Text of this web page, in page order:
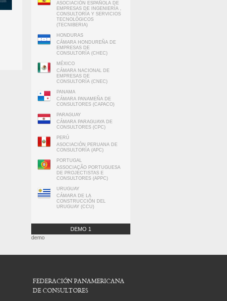
ASOCIACIÓN ESPAÑOLA DE
EMPRESAS DE INGENIERÍA ,
CONSULTORÍA Y SERVICIOS
TECNOLÓGICOS
(TECNIBERIA)
HONDURAS
CÁMARA HONDUREÑA DE
EMPRESAS DE
CONSULTORÍA (CHEC)
MÉXICO
CÁMARA NACIONAL DE
EMPRESAS DE
CONSULTORÍA (CNEC)
PANAMA
CÁMARA PANAMEÑA DE
CONSULTORES (CAPACO)
PARAGUAY
CÁMARA PARAGUAYA DE
CONSULTORES (CPC)
PERÚ
ASOCIACIÓN PERUANA DE
CONSULTORÍA (APC)
PORTUGAL
ASSOCIAÇÃO PORTUGUESA
DE PROJECTISTAS E
CONSULTORES (APPC)
URUGUAY
CÁMARA DE LA
CONSTRUCCIÓN DEL
URUGUAY (CCU)
DEMO 1
demo
FEDERACIÓN PANAMERICANA
DE CONSULTORES